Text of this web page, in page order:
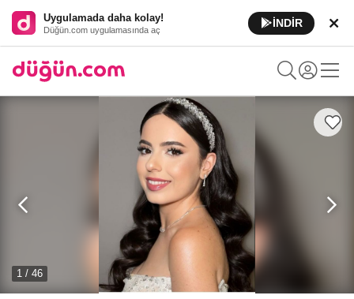
Uygulamada daha kolay!
Düğün.com uygulamasında aç
İNDİR
1 / 46